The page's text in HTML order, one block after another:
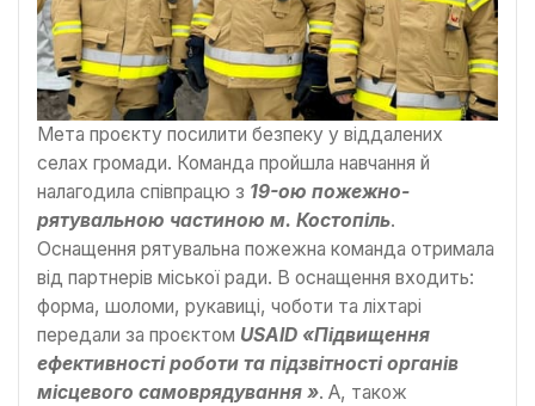
Мета проєкту посилити безпеку у віддалених
селах громади. Команда пройшла навчання й
налагодила співпрацю з 19-ою пожежно-
рятувальною частиною м. Костопіль.
Оснащення рятувальна пожежна команда отримала
від партнерів міської ради. В оснащення входить:
форма, шоломи, рукавиці, чоботи та ліхтарі
передали за проєктом USAID «Підвищення
ефективності роботи та підзвітності органів
місцевого самоврядування ». А, також